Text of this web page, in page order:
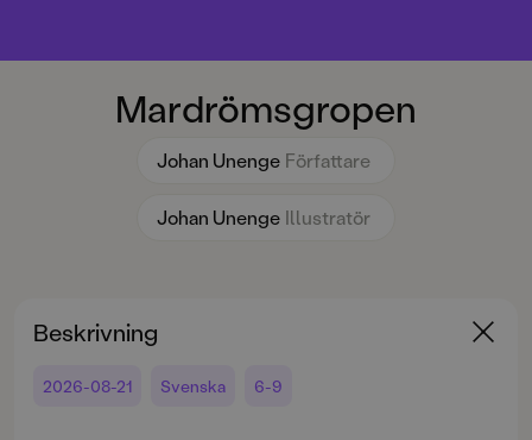
Mardrömsgropen
Johan Unenge Författare
Johan Unenge Illustratör
Beskrivning
2026-08-21 Svenska 6-9